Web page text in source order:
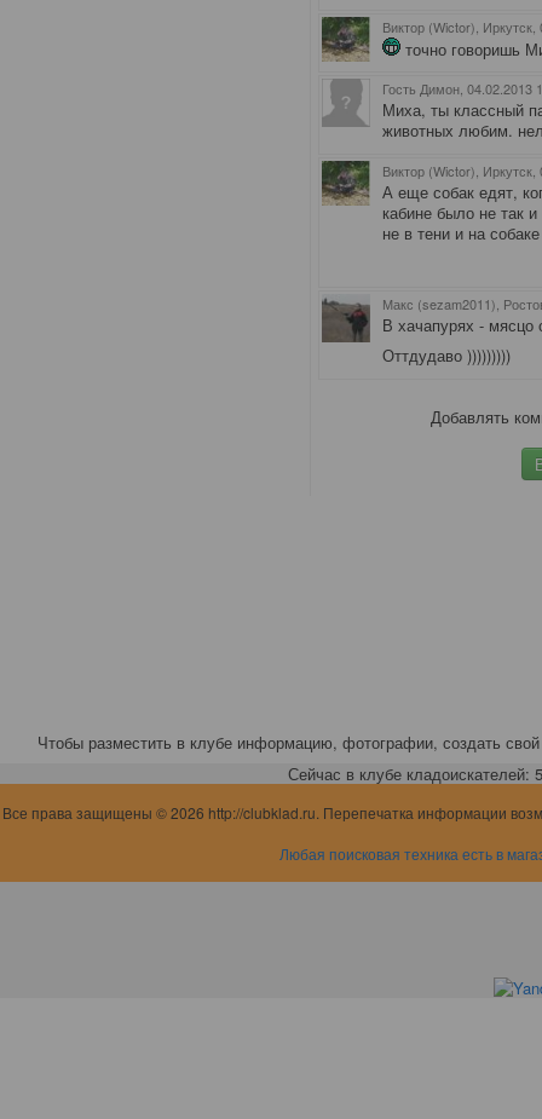
Виктор (Wictor), Иркутск
точно говоришь
Гость Димон , 04.02.2013
Миха, ты классный
животных любим.
Виктор (Wictor), Иркутск
А еще собак едят,
кабине было не так
не в тени и на
Макс (sezam2011),
В хачапурях - мясцо
Оттдудаво )))))))))
Добавлять
Чтобы разместить в клубе информацию, фотографии, создать свой
Сейчас в клубе кладоискателей:
Все права защищены © 2026 http://clubklad.ru. Перепечатка информации
Любая поисковая техника есть в